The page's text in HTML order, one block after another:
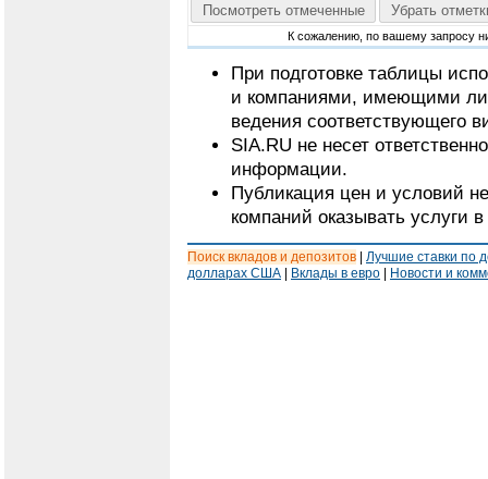
Посмотреть отмеченные Убрать
К сожалению, по вашему запросу
При подготовке таблицы
и компаниями, имеющими
ведения соответствующего
SIA.RU не несет
информации.
Публикация цен и условий
компаний оказывать услуги
Поиск вкладов и депозитов
Лучшие ставки по
долларах США
Вклады в евро Новости и